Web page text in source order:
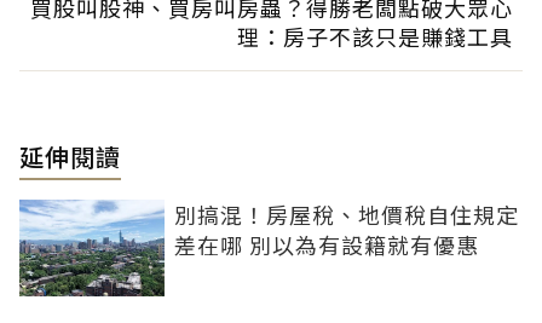
買股叫股神、買房叫房蟲？得勝老闆點破大眾心
理：房子不該只是賺錢工具
延伸閱讀
別搞混！房屋稅、地價稅自住規定
差在哪 別以為有設籍就有優惠